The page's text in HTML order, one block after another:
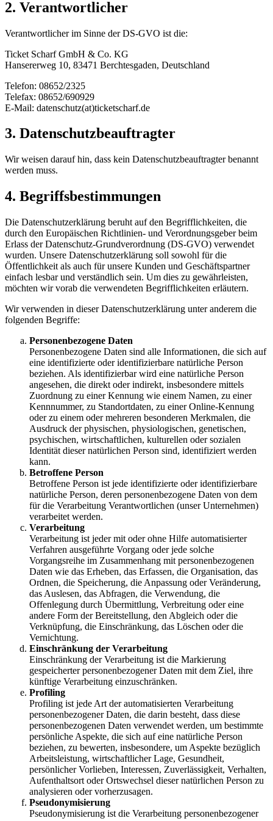
2. Verantwortlicher
Verantwortlicher im Sinne der DS-GVO ist die:
Ticket Scharf GmbH & Co. KG
Hansererweg 10, 83471 Berchtesgaden, Deutschland
Telefon: 08652/2325
Telefax: 08652/690929
E-Mail: datenschutz(at)ticketscharf.de
3. Datenschutzbeauftragter
Wir weisen darauf hin, dass kein Datenschutzbeauftragter benannt
werden muss.
4. Begriffsbestimmungen
Die Datenschutzerklärung beruht auf den Begrifflichkeiten, die
durch den Europäischen Richtlinien- und Verordnungsgeber beim
Erlass der Datenschutz-Grundverordnung (DS-GVO) verwendet
wurden. Unsere Datenschutzerklärung soll sowohl für die
Öffentlichkeit als auch für unsere Kunden und Geschäftspartner
einfach lesbar und verständlich sein. Um dies zu gewährleisten,
möchten wir vorab die verwendeten Begrifflichkeiten erläutern.
Wir verwenden in dieser Datenschutzerklärung unter anderem die
folgenden Begriffe:
Personenbezogene Daten
Personenbezogene Daten sind alle Informationen, die sich auf
eine identifizierte oder identifizierbare natürliche Person
beziehen. Als identifizierbar wird eine natürliche Person
angesehen, die direkt oder indirekt, insbesondere mittels
Zuordnung zu einer Kennung wie einem Namen, zu einer
Kennnummer, zu Standortdaten, zu einer Online-Kennung
oder zu einem oder mehreren besonderen Merkmalen, die
Ausdruck der physischen, physiologischen, genetischen,
psychischen, wirtschaftlichen, kulturellen oder sozialen
Identität dieser natürlichen Person sind, identifiziert werden
kann.
Betroffene Person
Betroffene Person ist jede identifizierte oder identifizierbare
natürliche Person, deren personenbezogene Daten von dem
für die Verarbeitung Verantwortlichen (unser Unternehmen)
verarbeitet werden.
Verarbeitung
Verarbeitung ist jeder mit oder ohne Hilfe automatisierter
Verfahren ausgeführte Vorgang oder jede solche
Vorgangsreihe im Zusammenhang mit personenbezogenen
Daten wie das Erheben, das Erfassen, die Organisation, das
Ordnen, die Speicherung, die Anpassung oder Veränderung,
das Auslesen, das Abfragen, die Verwendung, die
Offenlegung durch Übermittlung, Verbreitung oder eine
andere Form der Bereitstellung, den Abgleich oder die
Verknüpfung, die Einschränkung, das Löschen oder die
Vernichtung.
Einschränkung der Verarbeitung
Einschränkung der Verarbeitung ist die Markierung
gespeicherter personenbezogener Daten mit dem Ziel, ihre
künftige Verarbeitung einzuschränken.
Profiling
Profiling ist jede Art der automatisierten Verarbeitung
personenbezogener Daten, die darin besteht, dass diese
personenbezogenen Daten verwendet werden, um bestimmte
persönliche Aspekte, die sich auf eine natürliche Person
beziehen, zu bewerten, insbesondere, um Aspekte bezüglich
Arbeitsleistung, wirtschaftlicher Lage, Gesundheit,
persönlicher Vorlieben, Interessen, Zuverlässigkeit, Verhalten,
Aufenthaltsort oder Ortswechsel dieser natürlichen Person zu
analysieren oder vorherzusagen.
Pseudonymisierung
Pseudonymisierung ist die Verarbeitung personenbezogener